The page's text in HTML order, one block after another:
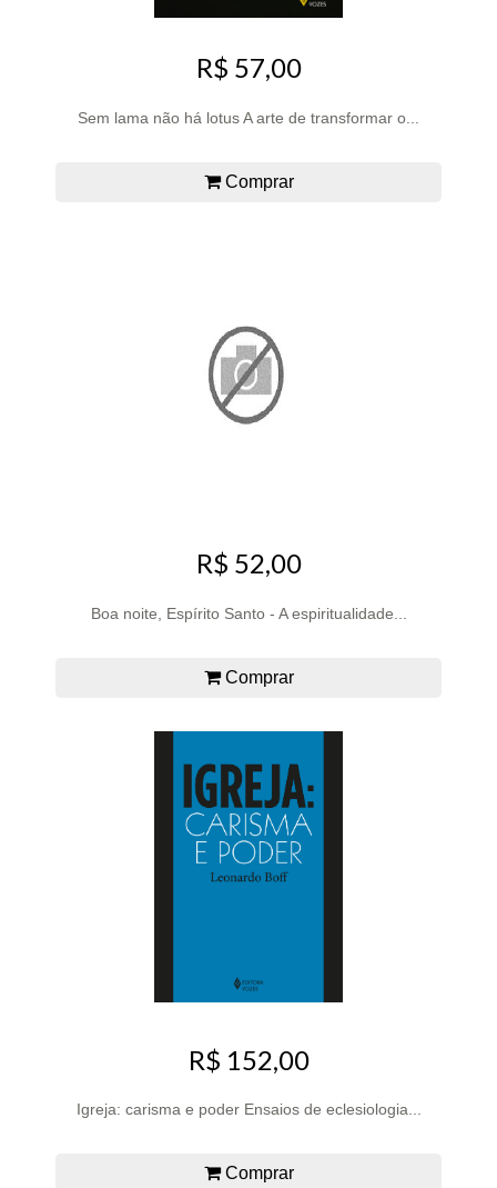
R$ 57,00
Sem lama não há lotus A arte de transformar o...
Comprar
R$ 52,00
Boa noite, Espírito Santo - A espiritualidade...
Comprar
R$ 152,00
Igreja: carisma e poder Ensaios de eclesiologia...
Comprar